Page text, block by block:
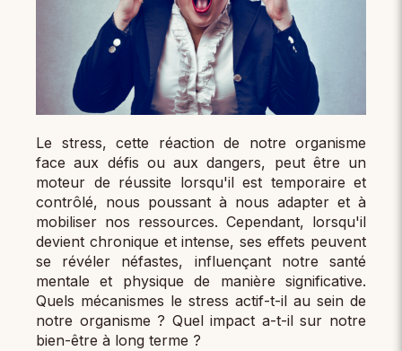
Le stress, cette réaction de notre organisme
face aux défis ou aux dangers, peut être un
moteur de réussite lorsqu'il est temporaire et
contrôlé, nous poussant à nous adapter et à
mobiliser nos ressources. Cependant, lorsqu'il
devient chronique et intense, ses effets peuvent
se révéler néfastes, influençant notre santé
mentale et physique de manière significative.
Quels mécanismes le stress actif-t-il au sein de
notre organisme ? Quel impact a-t-il sur notre
bien-être à long terme ?